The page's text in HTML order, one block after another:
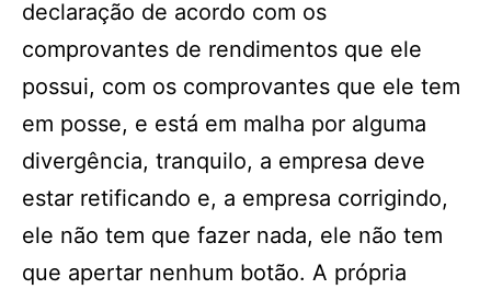
declaração de acordo com os
comprovantes de rendimentos que ele
possui, com os comprovantes que ele tem
em posse, e está em malha por alguma
divergência, tranquilo, a empresa deve
estar retificando e, a empresa corrigindo,
ele não tem que fazer nada, ele não tem
que apertar nenhum botão. A própria